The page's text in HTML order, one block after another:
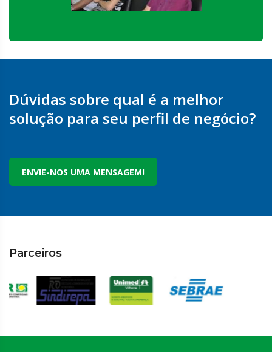
Dúvidas sobre qual é a melhor
solução para seu perfil de negócio?
ENVIE-NOS UMA MENSAGEM!
Parceiros